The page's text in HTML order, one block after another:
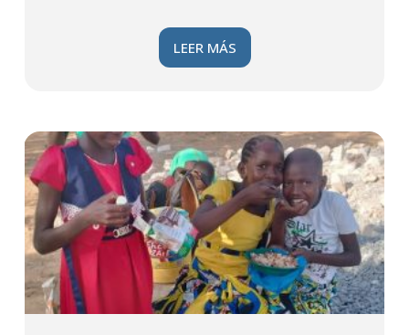
LEER MÁS